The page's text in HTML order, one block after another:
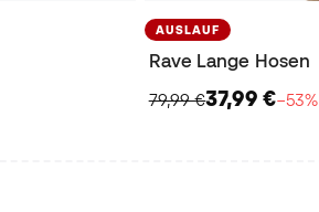
AUSLAUF
Rave Lange Hosen
79,99 €37,99 €−53%